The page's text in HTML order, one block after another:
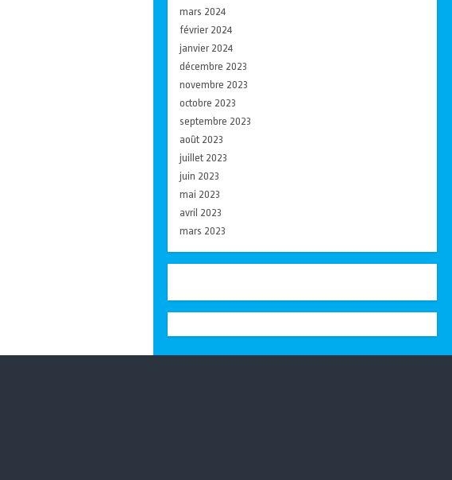
mars 2024
février 2024
janvier 2024
décembre 2023
novembre 2023
octobre 2023
septembre 2023
août 2023
juillet 2023
juin 2023
mai 2023
avril 2023
mars 2023